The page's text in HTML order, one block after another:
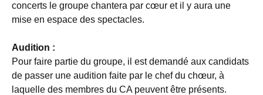
concerts le groupe chantera par cœur et il y aura une
mise en espace des spectacles.
Audition :
Pour faire partie du groupe, il est demandé aux candidats
de passer une audition faite par le chef du chœur, à
laquelle des membres du CA peuvent être présents.